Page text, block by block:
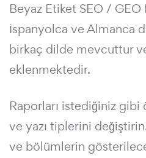
Beyaz Etiket SEO / GEO
İspanyolca ve Almanca
birkaç dilde mevcuttur
eklenmektedir.
Raporları istediğiniz
ve yazı tiplerini
ve bölümlerin